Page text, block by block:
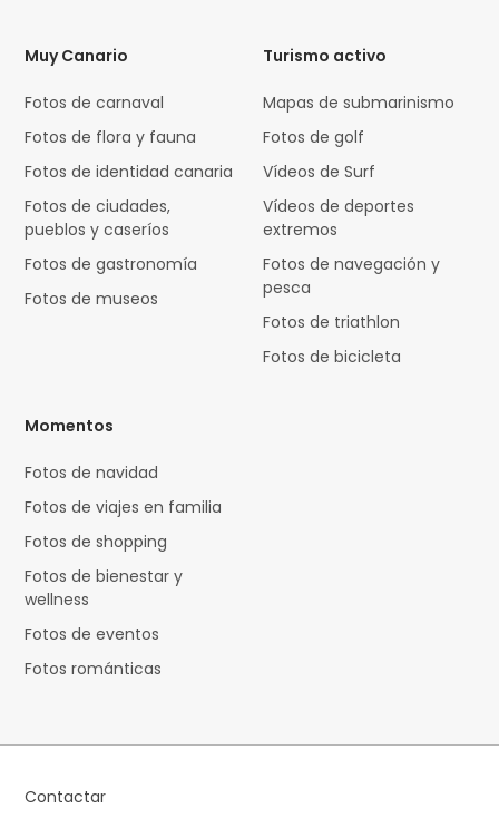
Muy Canario
Fotos de carnaval
Fotos de flora y fauna
Fotos de identidad canaria
Fotos de ciudades,
pueblos y caseríos
Fotos de gastronomía
Fotos de museos
Turismo activo
Mapas de submarinismo
Fotos de golf
Vídeos de Surf
Vídeos de deportes
extremos
Fotos de navegación y
pesca
Fotos de triathlon
Fotos de bicicleta
Momentos
Fotos de navidad
Fotos de viajes en familia
Fotos de shopping
Fotos de bienestar y
wellness
Fotos de eventos
Fotos románticas
Contactar